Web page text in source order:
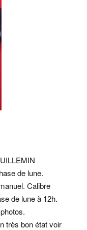
de lune.
Calibre
de lune à 12h.
très bon état voir